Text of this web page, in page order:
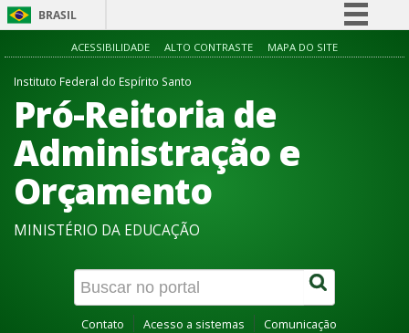
BRASIL
Simplifique!
Acesso à informação
Legislação
ACESSIBILIDADE ALTO CONTRASTE MAPA DO SITE
Instituto Federal do Espírito Santo
Pró-Reitoria de
Administração e
Orçamento
MINISTÉRIO DA EDUCAÇÃO
Contato Acesso a sistemas Comunicação